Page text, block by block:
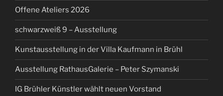
Offene Ateliers 2026
schwarzweiß 9 – Ausstellung
Kunstausstellung in der Villa Kaufmann in Brühl
Ausstellung RathausGalerie – Peter Szymanski
IG Brühler Künstler wählt neuen Vorstand